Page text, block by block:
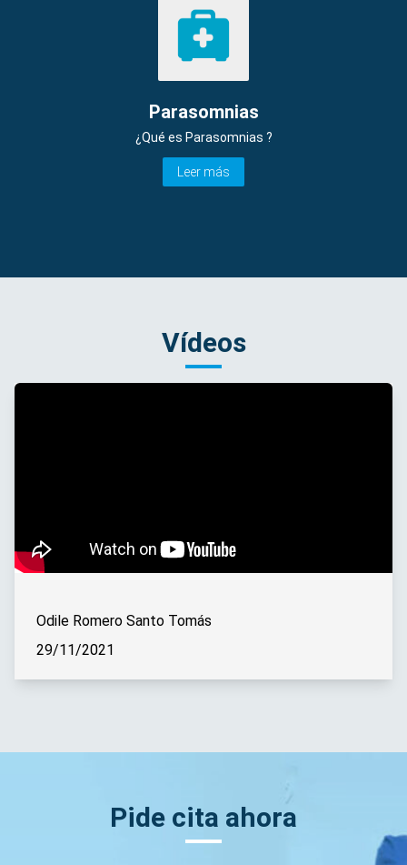
Parasomnias
¿Qué es Parasomnias ?
Leer más
Vídeos
Odile Romero Santo Tomás
29/11/2021
Pide cita ahora